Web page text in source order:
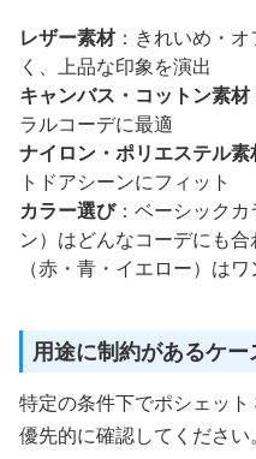
レザー素材：きれいめ・
く、上品な印象を演出
キャンバス・コットン素材
ラルコーデに最適
ナイロン・ポリエステル素
トドアシーンにフィット
カラー選び：ベーシック
ン）はどんなコーデにも
（赤・青・イエロー）は
用途に制約があるケ
特定の条件下でポシェッ
優先的に確認してください。